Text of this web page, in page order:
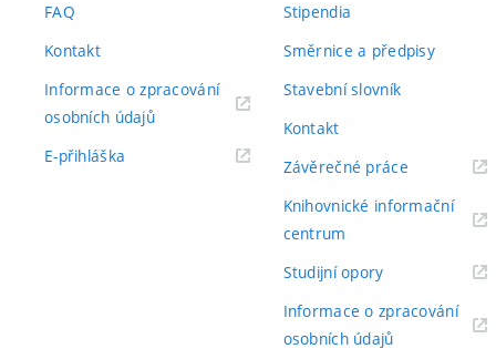
FAQ
Kontakt
Informace o zpracování
osobních údajů(externí
E-přihláška
Stipendia
Směrnice a předpisy
Stavební slovník
Kontakt
Závěrečné práce(externí
Knihovnické informační
centrum
Studijní opory(externí
Informace o zpracování
osobních údajů(externí